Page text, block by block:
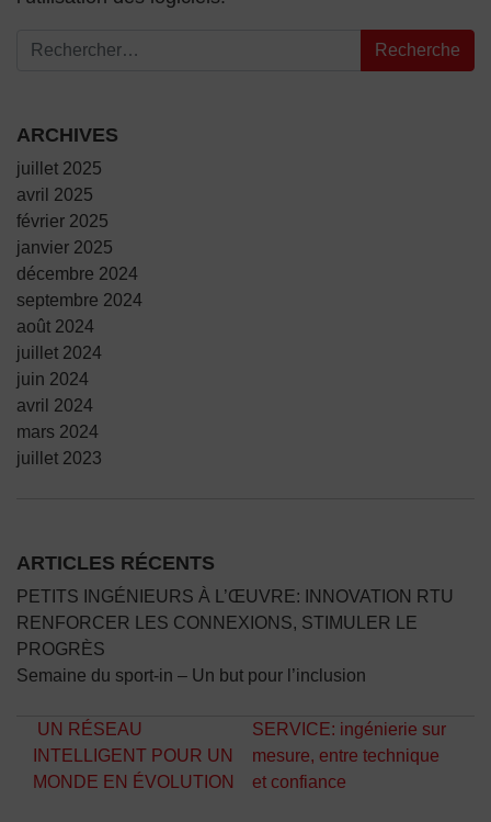
Recherche pour :
ARCHIVES
juillet 2025
avril 2025
février 2025
janvier 2025
décembre 2024
septembre 2024
août 2024
juillet 2024
juin 2024
avril 2024
mars 2024
juillet 2023
ARTICLES RÉCENTS
PETITS INGÉNIEURS À L’ŒUVRE: INNOVATION RTU
RENFORCER LES CONNEXIONS, STIMULER LE
PROGRÈS
Semaine du sport-in – Un but pour l’inclusion
Navigation des articles
UN RÉSEAU
INTELLIGENT POUR UN
MONDE EN ÉVOLUTION
SERVICE: ingénierie sur
mesure, entre technique
et confiance